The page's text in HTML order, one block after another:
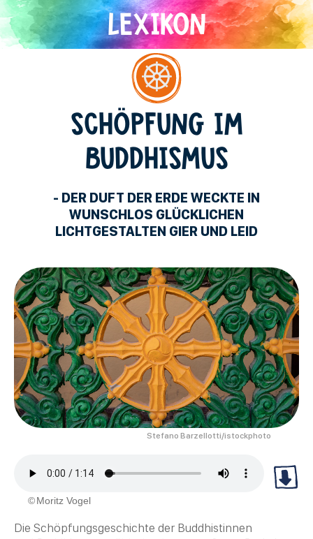
Direkt
zum
Inhalt
SCHÖPFUNG IM
BUDDHISMUS
- DER DUFT DER ERDE WECKTE IN
WUNSCHLOS GLÜCKLICHEN
LICHTGESTALTEN GIER UND LEID
Stefano Barzellotti/istockphoto
Moritz Vogel
Die Schöpfungsgeschichte der Buddhistinnen